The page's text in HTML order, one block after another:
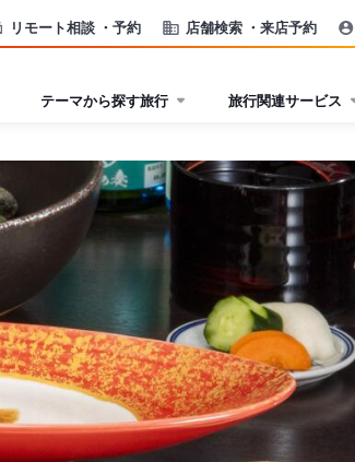
リモート相談 ・予約 店舗検索 ・来店予約
テーマから探す旅行 旅行関連サービス